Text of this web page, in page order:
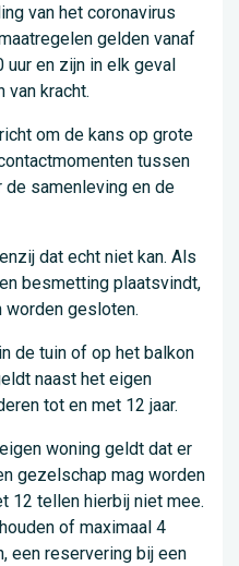
van het coronavirus
gelden vanaf
en zijn in elk geval
van kracht.
om de kans op grote
tussen
samenleving en de
dat echt niet kan. Als
besmetting plaatsvindt,
worden gesloten.
de tuin of op het balkon
naast het eigen
tot en met 12 jaar.
woning geldt dat er
gezelschap mag worden
12 tellen hierbij niet mee.
of maximaal 4
een reservering bij een